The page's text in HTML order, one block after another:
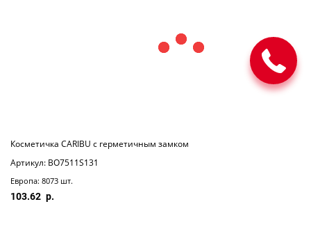
Косметичка CARIBU с герметичным замком
Артикул: BO7511S131
Европа: 8073 шт.
103.62